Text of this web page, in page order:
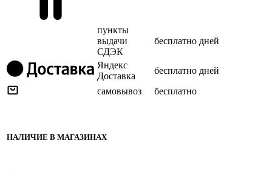
пункты
выдачи
СДЭК
бесплатно дней
Яндекс
Доставка
бесплатно дней
самовывоз
бесплатно
НАЛИЧИЕ В МАГАЗИНАХ